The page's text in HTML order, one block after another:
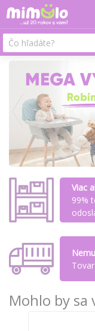
Viac
99%
Mohlo by sa